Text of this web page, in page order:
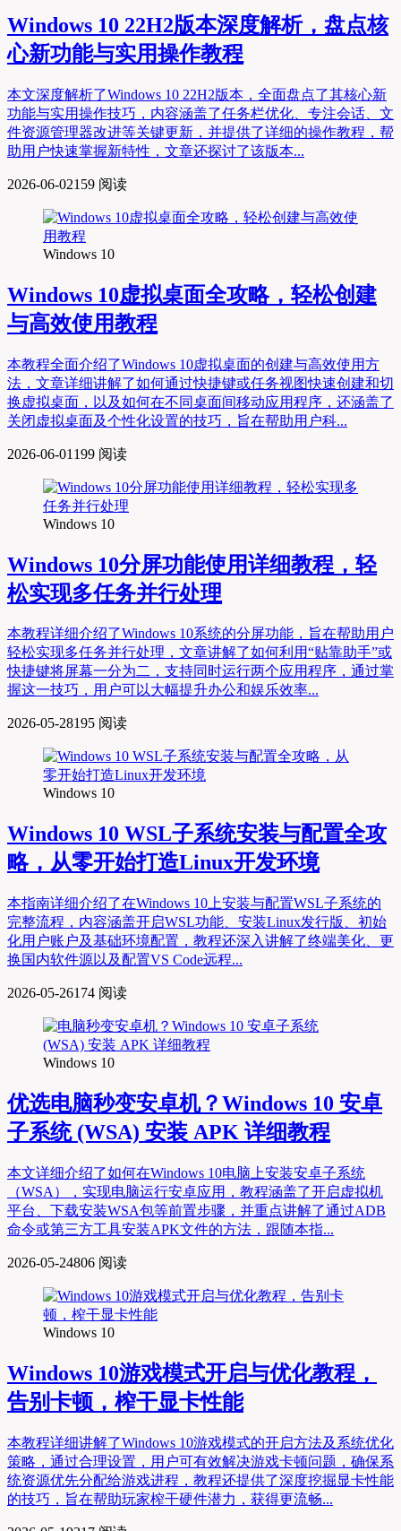
Windows 10 22H2版本深度解析，盘点核
心新功能与实用操作教程
本文深度解析了Windows 10 22H2版本，全面盘点了其核心新
功能与实用操作技巧，内容涵盖了任务栏优化、专注会话、文
件资源管理器改进等关键更新，并提供了详细的操作教程，帮
助用户快速掌握新特性，文章还探讨了该版本...
2026-06-02159 阅读
Windows 10
Windows 10虚拟桌面全攻略，轻松创建
与高效使用教程
本教程全面介绍了Windows 10虚拟桌面的创建与高效使用方
法，文章详细讲解了如何通过快捷键或任务视图快速创建和切
换虚拟桌面，以及如何在不同桌面间移动应用程序，还涵盖了
关闭虚拟桌面及个性化设置的技巧，旨在帮助用户科...
2026-06-01 199 阅读
Windows 10
Windows 10分屏功能使用详细教程，轻
松实现多任务并行处理
本教程详细介绍了Windows 10系统的分屏功能，旨在帮助用户
轻松实现多任务并行处理，文章讲解了如何利用“贴靠助手”或
快捷键将屏幕一分为二，支持同时运行两个应用程序，通过掌
握这一技巧，用户可以大幅提升办公和娱乐效率...
2026-05-28195 阅读
Windows 10
Windows 10 WSL子系统安装与配置全攻
略，从零开始打造Linux开发环境
本指南详细介绍了在Windows 10上安装与配置WSL子系统的
完整流程，内容涵盖开启WSL功能、安装Linux发行版、初始
化用户账户及基础环境配置，教程还深入讲解了终端美化、更
换国内软件源以及配置VS Code远程...
2026-05-26174 阅读
Windows 10
优选电脑秒变安卓机？Windows 10 安卓
子系统 (WSA) 安装 APK 详细教程
本文详细介绍了如何在Windows 10电脑上安装安卓子系统
（WSA），实现电脑运行安卓应用，教程涵盖了开启虚拟机
平台、下载安装WSA包等前置步骤，并重点讲解了通过ADB
命令或第三方工具安装APK文件的方法，跟随本指...
2026-05-24806 阅读
Windows 10
Windows 10游戏模式开启与优化教程，
告别卡顿，榨干显卡性能
本教程详细讲解了Windows 10游戏模式的开启方法及系统优化
策略，通过合理设置，用户可有效解决游戏卡顿问题，确保系
统资源优先分配给游戏进程，教程还提供了深度挖掘显卡性能
的技巧，旨在帮助玩家榨干硬件潜力，获得更流畅...